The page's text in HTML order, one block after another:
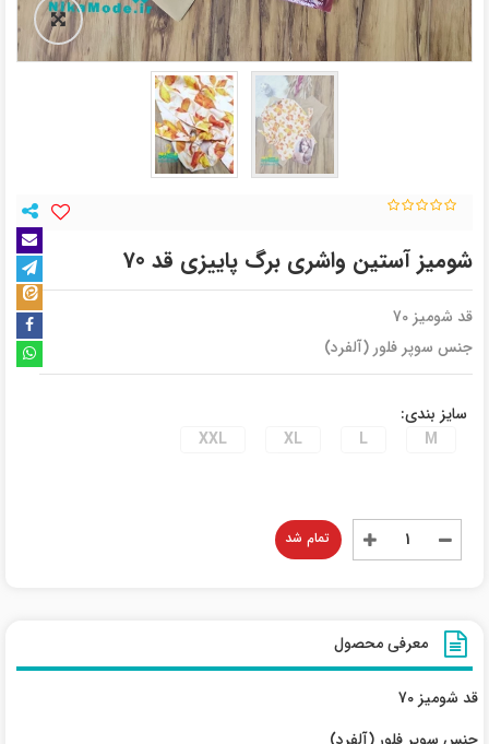
شومیز آستین واشری برگ پاییزی قد 70
قد شومیز 70
جنس سوپر فلور (آلفرد)
سایز بندی:
M
L
XL
XXL
تمام شد
معرفی محصول
قد شومیز 70